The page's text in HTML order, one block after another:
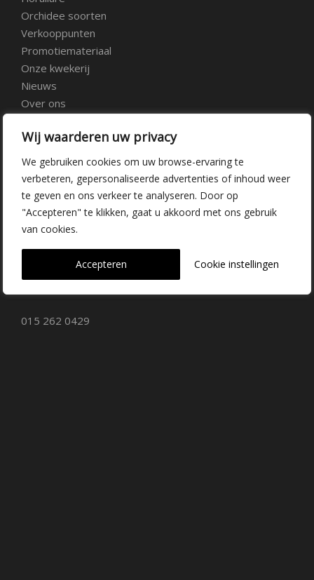
Wij waarderen uw privacy
We gebruiken cookies om uw browse-ervaring te
verbeteren, gepersonaliseerde advertenties of inhoud weer
te geven en ons verkeer te analyseren. Door op
"Accepteren" te klikken, gaat u akkoord met ons gebruik
van cookies.
Cookie instellingen
Accepteren
Orchidee soorten
Verkooppunten
Promotiemateriaal
Onze kwekerij
Nieuws
Over ons
Vacatures
Contact
Kwekerij Delfgauw
Vrederustlaan 10
2645 AW Delfgauw
015 262 0429